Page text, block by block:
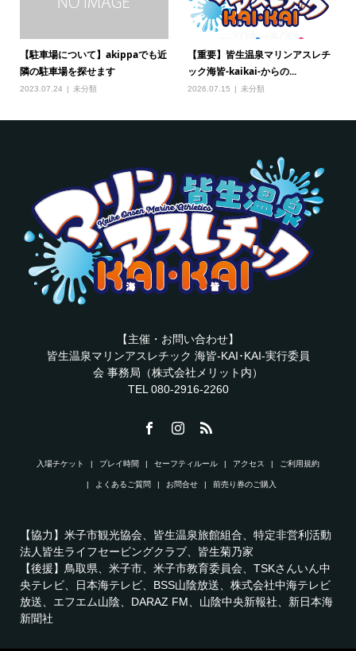
【駐車場について】akippaでも近
隣の駐車場を探せます
2023.07.24 未分類
【重要】皆生温泉マリンアスレチ
ック海皆-kaikai-からの...
2026.07.15 未分類
【主催・お問い合わせ】
皆生温泉マリンアスレチック 海皆-KAI･KAI-実行委員
会 事務局（株式会社メリット内）
TEL 080-2916-2260
入場チケット プレイ時間 セーフティルール アクセス ご利用規約
よくあるご質問 お問合せ 前売り券のご購入
【協力】米子市観光協会、皆生温泉旅館組合、特定非営利活動
法人皆生ライフセービングクラブ、皆生菊乃家
【後援】鳥取県、米子市、米子市教育委員会、TSKさんいん中
央テレビ、日本海テレビ、BSS山陰放送、株式会社中海テレビ
放送、エフエム山陰、DARAZ FM、山陰中央新報社、新日本海
新聞社